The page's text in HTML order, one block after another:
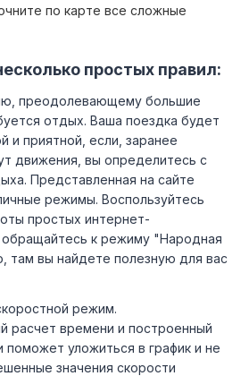
по карте все сложные
простых правил:
преодолевающему большие
отдых. Ваша поездка будет
и приятной, если, заранее
движения, вы определитесь с
Представленная на сайте
режимы. Воспользуйтесь
простых интернет-
обращайтесь к режиму "Народная
там вы найдете полезную для вас
режим.
расчет времени и построенный
уложиться в график и не
значения скорости